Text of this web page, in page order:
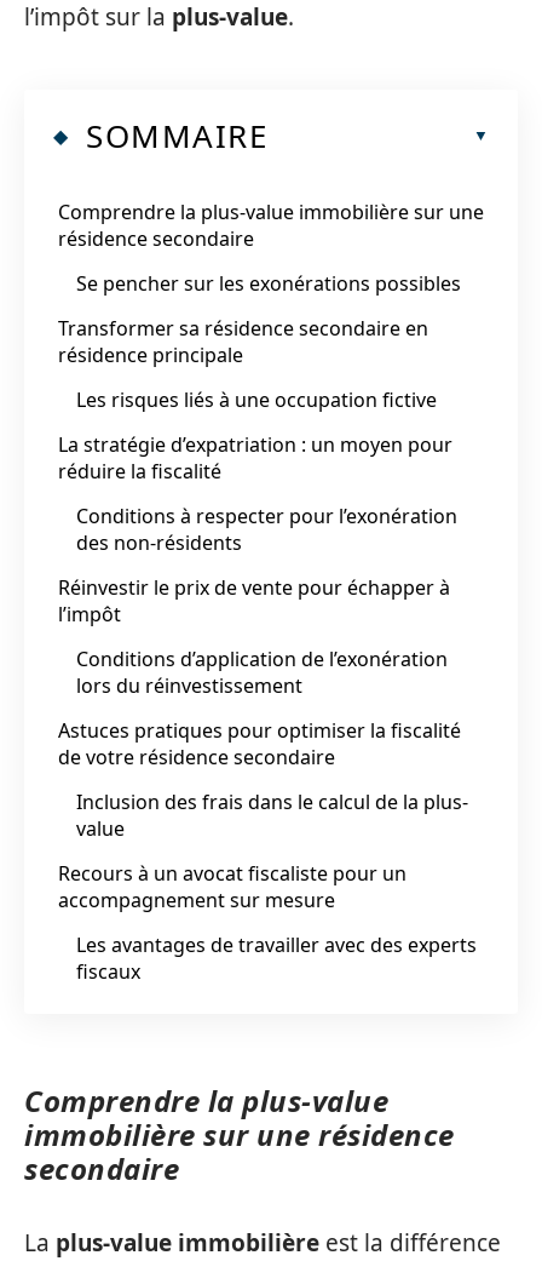
l’impôt sur la plus-value.
SOMMAIRE
Comprendre la plus-value immobilière sur une
résidence secondaire
Se pencher sur les exonérations possibles
Transformer sa résidence secondaire en
résidence principale
Les risques liés à une occupation fictive
La stratégie d’expatriation : un moyen pour
réduire la fiscalité
Conditions à respecter pour l’exonération
des non-résidents
Réinvestir le prix de vente pour échapper à
l’impôt
Conditions d’application de l’exonération
lors du réinvestissement
Astuces pratiques pour optimiser la fiscalité
de votre résidence secondaire
Inclusion des frais dans le calcul de la plus-
value
Recours à un avocat fiscaliste pour un
accompagnement sur mesure
Les avantages de travailler avec des experts
fiscaux
Comprendre la plus-value
immobilière sur une résidence
secondaire
La plus-value immobilière est la différence